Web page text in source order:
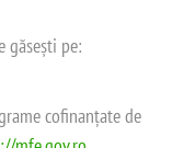
găsești pe:
cofinanțate de